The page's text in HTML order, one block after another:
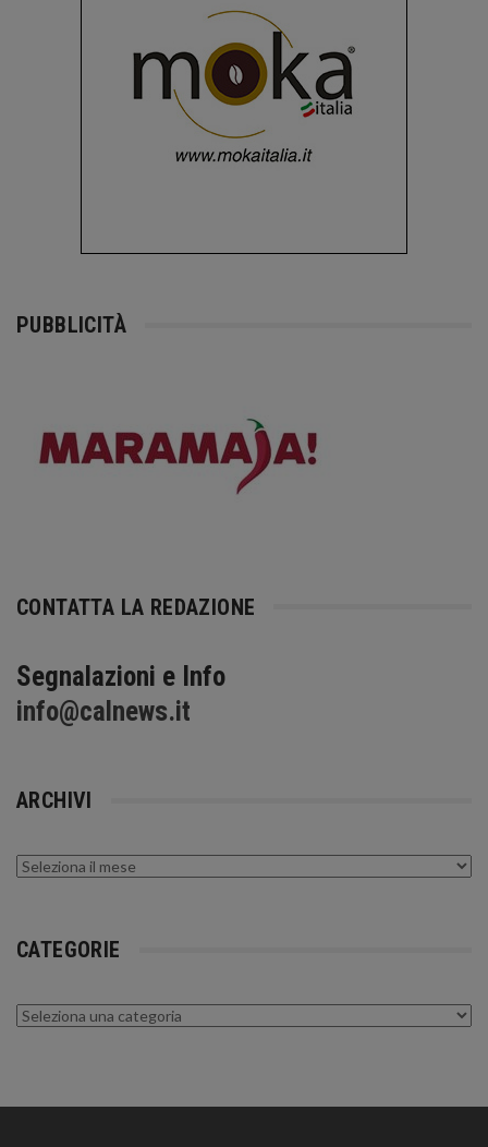
PUBBLICITÀ
CONTATTA LA REDAZIONE
Segnalazioni e Info
info@calnews.it
ARCHIVI
Archivi
CATEGORIE
Categorie